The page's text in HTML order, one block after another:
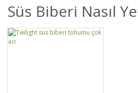
Süs Biberi Nasıl